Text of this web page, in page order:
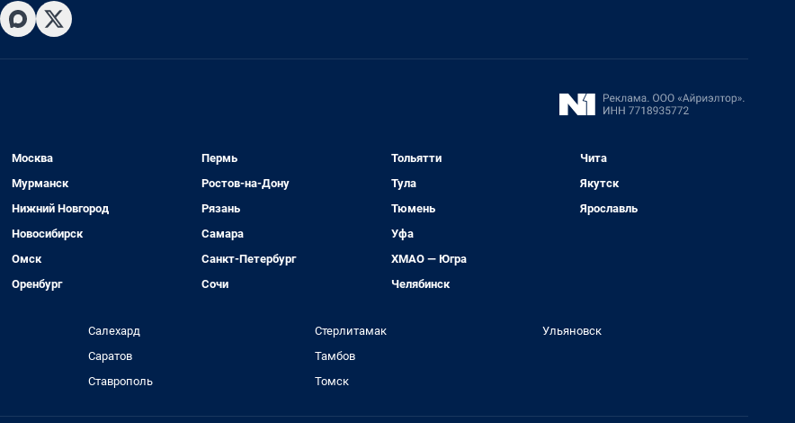
Москва
Мурманск
Нижний Новгород
Новосибирск
Омск
Оренбург
Пермь
Ростов-на-Дону
Рязань
Самара
Санкт-Петербург
Сочи
Тольятти
Тула
Тюмень
Уфа
ХМАО — Югра
Челябинск
Чита
Якутск
Ярославль
Салехард
Саратов
Ставрополь
Стерлитамак
Тамбов
Томск
Ульяновск